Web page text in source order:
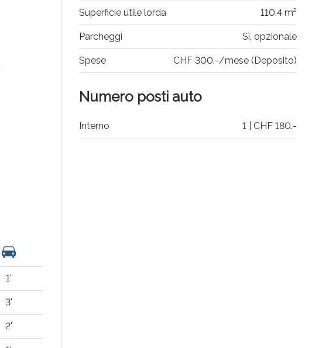
1'
3'
2'
Superficie utile lorda 110.4 m²
Parcheggi Sì, opzionale
Spese CHF 300.-/mese (Deposito)
Numero posti auto
Interno 1 | CHF 180.-